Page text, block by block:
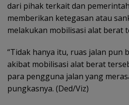
dari pihak terkait dan
memberikan ketegasan atau
melakukan mobilisasi alat berat
“Tidak hanya itu, ruas jalan pun
akibat mobilisasi alat berat
para pengguna jalan yang
pungkasnya. (Ded/Viz)